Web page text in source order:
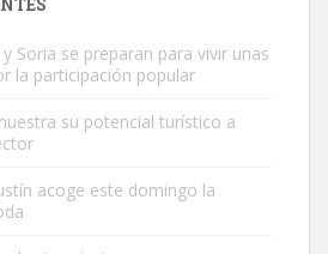
en la calle hace menos de un mes,
Soria se preparan para vivir unas
la participación popular
su potencial turístico a
acoge este domingo la